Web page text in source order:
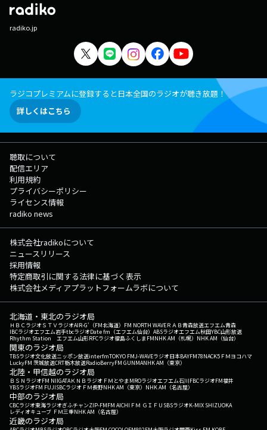
radiko.jp
ラジコプレミアムに登録すると日本全国のラジオが聴き放題！
詳しくはこちら
聴取について
配信エリア
利用規約
プライバシーポリシー
ライセンス情報
radiko news
株式会社radikoについて
ニュースリリース
採用情報
特定商取引に関する法律に基づく表示
株式会社メディアプラットフォームラボについて
北海道・東北のラジオ局
ＨＢＣラジオＳＴＶラジオAIR-G'（FM北海道） FM NORTH WAVEＲＡＢ青森放送エフエム青森
IBCラジオエフエム岩手tbcラジオDate fm（エフエム仙台） ABSラジオエフエム秋田YBC山形放送
Rhythm Station エフエム山形RFCラジオ福島ふくしまFMNHK AM（札幌） NHK AM（仙台）
関東のラジオ局
TBSラジオ文化放送ニッポン放送interfmTOKYO FMJ-WAVEラジオ日本BAYFM78NACK5 ＦＭヨコハマ
LuckyFM 茨城放送CRT栃木放送RadioBerryFM GUNMANHK AM（東京）
北陸・甲信越のラジオ局
ＢＳＮラジオFM NIIGATAＫＮＢラジオ ＦＭとやまMROラジオエフエム石川FBCラジオFM福井
YBSラジオFM FUJISBCラジオ ＦＭ長野NHK AM（東京） NHK AM（名古屋）
中部のラジオ局
CBCラジオ東海ラジオぎふチャンZIP-FMFM AICHI ＦＭ ＧＩＦＵ SBSラジオK-MIX SHIZUOKA
レディオキューブ ＦＭ三重NHK AM（名古屋）
近畿のラジオ局